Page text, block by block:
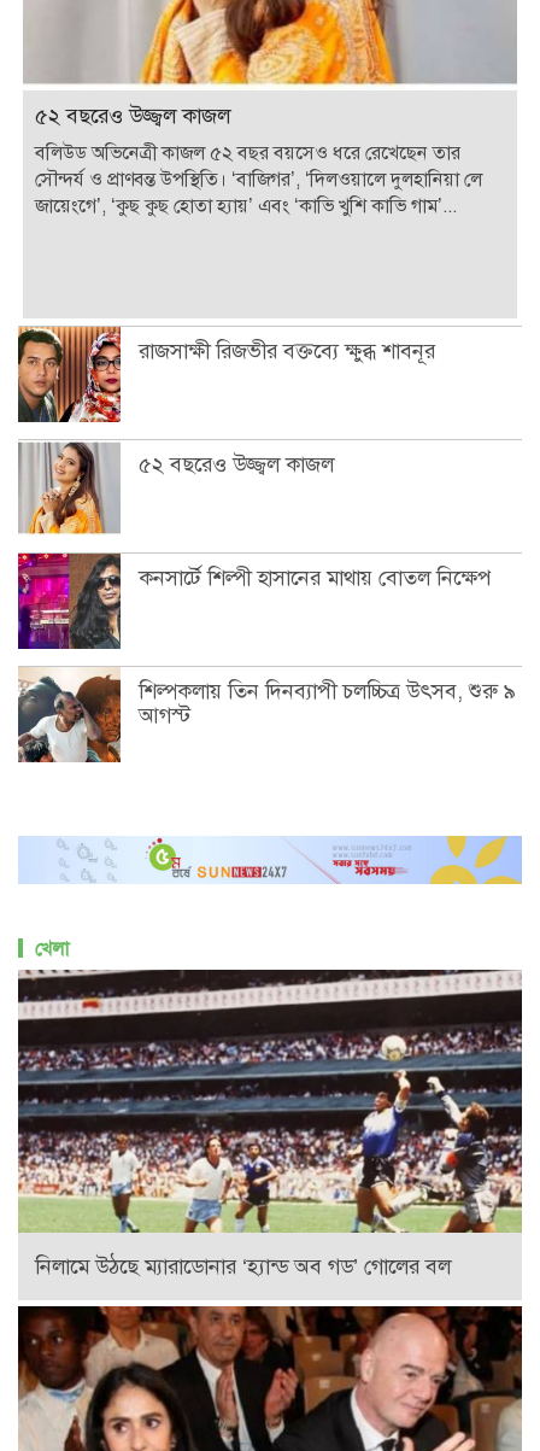
৫২ বছরেও উজ্জ্বল কাজল
বলিউড অভিনেত্রী কাজল ৫২ বছর বয়সেও ধরে রেখেছেন তার
সৌন্দর্য ও প্রাণবন্ত উপস্থিতি। ‘বাজিগর’, ‘দিলওয়ালে দুলহানিয়া লে
জায়েংগে’, ‘কুছ কুছ হোতা হ্যায়’ এবং ‘কাভি খুশি কাভি গাম’...
রাজসাক্ষী রিজভীর বক্তব্যে ক্ষুব্ধ শাবনূর
৫২ বছরেও উজ্জ্বল কাজল
কনসার্টে শিল্পী হাসানের মাথায় বোতল নিক্ষেপ
শিল্পকলায় তিন দিনব্যাপী চলচ্চিত্র উৎসব, শুরু ৯
আগস্ট
খেলা
নিলামে উঠছে ম্যারাডোনার ‘হ্যান্ড অব গড’ গোলের বল